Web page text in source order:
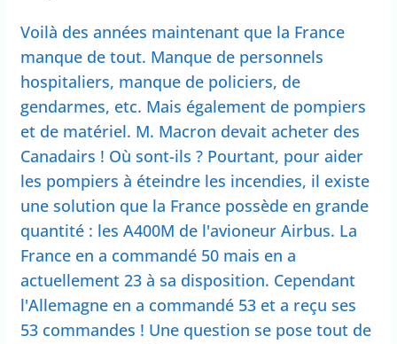
Voilà des années maintenant que la France
manque de tout. Manque de personnels
hospitaliers, manque de policiers, de
gendarmes, etc. Mais également de pompiers
et de matériel. M. Macron devait acheter des
Canadairs ! Où sont-ils ? Pourtant, pour aider
les pompiers à éteindre les incendies, il existe
une solution que la France possède en grande
quantité : les A400M de l'avioneur Airbus. La
France en a commandé 50 mais en a
actuellement 23 à sa disposition. Cependant
l'Allemagne en a commandé 53 et a reçu ses
53 commandes ! Une question se pose tout de